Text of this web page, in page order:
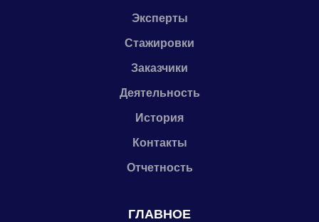
Эксперты
Стажировки
Заказчики
Деятельность
История
Контакты
Отчетность
ГЛАВНОЕ